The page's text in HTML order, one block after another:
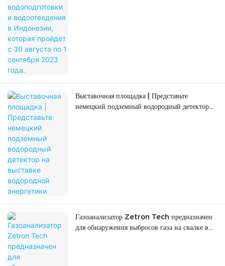
Выставочная площадка | Представьте
немецкий подземный водородный детектор
Газоанализатор Zetron Tech предназначен
для обнаружения выбросов газа на свалке в